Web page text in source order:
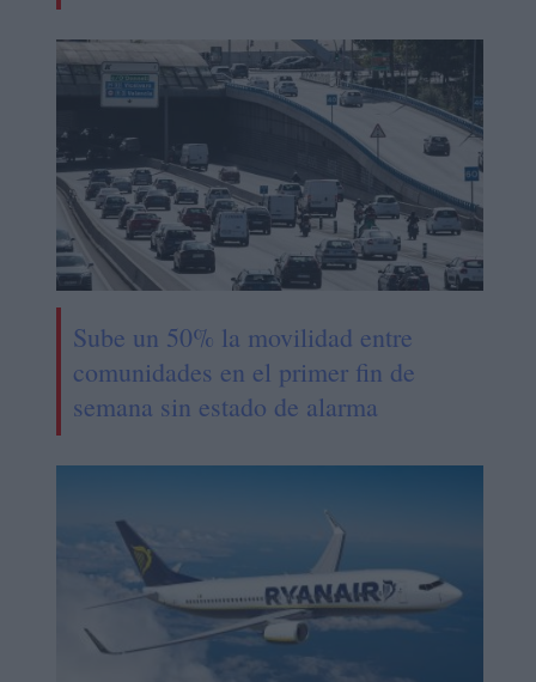
Sube un 50% la movilidad entre
comunidades en el primer fin de
semana sin estado de alarma